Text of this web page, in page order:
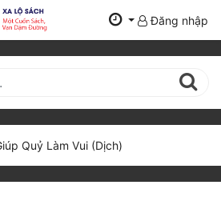
Đăng nhập
Quỷ Làm Vui (Dịch)